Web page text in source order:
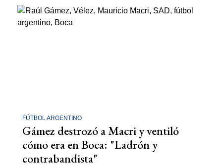
FÚTBOL ARGENTINO
Gámez destrozó a Macri y ventiló
cómo era en Boca: "Ladrón y
contrabandista"